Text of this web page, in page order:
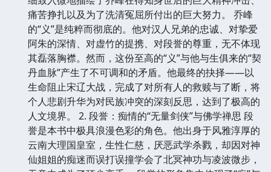
痛苦挣扎以及为了洗清冤屈所付出的巨大努力。 乔峰
的“义”是纯粹而彻底的。他对汉人兄弟的忠诚、对挚爱
阿朱的深情、对虚竹的提携、对段誉的尊重，无不体现
其磊落胸襟。然而，这份至高的“义”与他与生俱来的“契
丹血脉”产生了不可调和的矛盾。他最终的抉择——以
生命阻止宋辽大战，完成了对所有人的救赎与了断，将
个人悲剧升华为对民族冲突的深刻反思，达到了极高的
人文境界。 2. 段誉：痴情的“无量剑侠”与佛学禅思 段
誉是本书中极具浪漫色彩的角色。他出身于风雅淳厚的
云南大理国皇室，生性仁慈，厌恶武学杀戮，却因对神
仙姐姐的痴迷而误打误撞学会了北冥神功与凌波微步，